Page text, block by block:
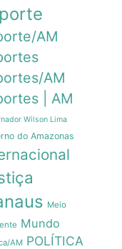
AM
AM
| AM
Wilson Lima
do Amazonas
Meio
Mundo
AM POLÍTICA